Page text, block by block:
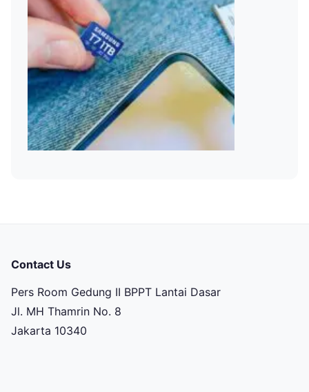
Contact Us
Pers Room Gedung II BPPT Lantai Dasar
Jl. MH Thamrin No. 8
Jakarta 10340